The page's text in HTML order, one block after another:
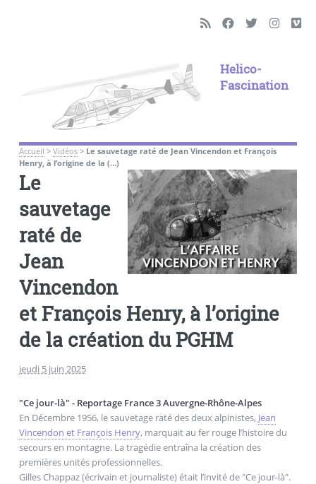
Helico-
Fascination
Accueil > Vidéos> Le sauvetage raté de Jean Vincendon et François
Henry, à l’origine de la (…)
Le
sauvetage
raté de
Jean
Vincendon
et François Henry, à l’origine
de la création du PGHM
jeudi 5 juin 2025
"Ce jour-là" - Reportage France 3 Auvergne-Rhône-Alpes
En Décembre 1956, le sauvetage raté des deux alpinistes, Jean
Vincendon et François Henry, marquait au fer rouge l’histoire du
secours en montagne. La tragédie entraîna la création des
premières unités professionnelles.
Gilles Chappaz (écrivain et journaliste) était l’invité de "Ce jour-là".